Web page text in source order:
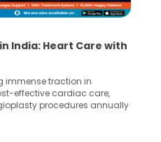
India: Heart Care with
immense traction in
effective cardiac care,
procedures annually
like angioplasty and